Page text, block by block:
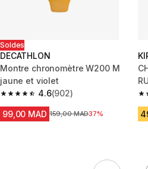
Soldes
DECATHLON
Montre chronomètre W200 M
jaune et violet
4.6
4.6 out of 5 stars from 902 reviews
(902)
99,00 MAD Prix avant la réduction
159,00 MAD37%